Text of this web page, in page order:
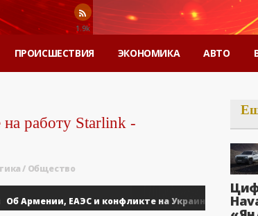
1.9k
ПРОИСШЕСТВИЯ ЭКОНОМИКА АВТО
работу Starlink -
/ Общество
ЕАЭС и конфликте на Украине. Путин